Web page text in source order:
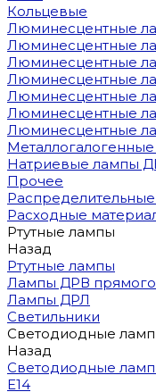
Кольцевые
Люминесцентные
Люминесцентные
Люминесцентные
Люминесцентные
Люминесцентные
Люминесцентные
Люминесцентные
Натриевые лампы
Прочее
Расходные
Ртутные лампы
Назад
Ртутные лампы
Лампы ДРВ
Лампы ДРЛ
Светильники
Светодиодные
Назад
Светодиодные
E14